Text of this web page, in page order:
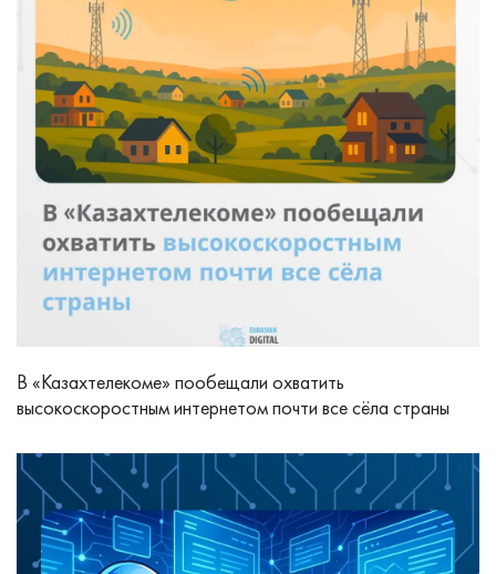
В «Казахтелекоме» пообещали охватить
высокоскоростным интернетом почти все сёла страны